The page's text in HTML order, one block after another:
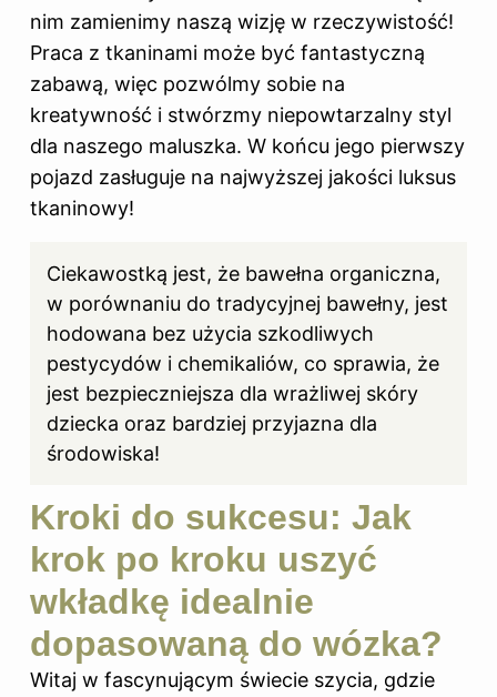
nim zamienimy naszą wizję w rzeczywistość!
Praca z tkaninami może być fantastyczną
zabawą, więc pozwólmy sobie na
kreatywność i stwórzmy niepowtarzalny styl
dla naszego maluszka. W końcu jego pierwszy
pojazd zasługuje na najwyższej jakości luksus
tkaninowy!
Ciekawostką jest, że bawełna organiczna,
w porównaniu do tradycyjnej bawełny, jest
hodowana bez użycia szkodliwych
pestycydów i chemikaliów, co sprawia, że
jest bezpieczniejsza dla wrażliwej skóry
dziecka oraz bardziej przyjazna dla
środowiska!
Kroki do sukcesu: Jak
krok po kroku uszyć
wkładkę idealnie
dopasowaną do wózka?
Witaj w fascynującym świecie szycia, gdzie